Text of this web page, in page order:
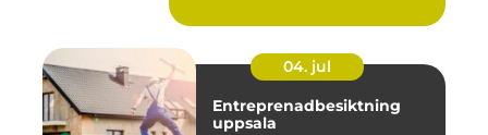
04. jul
Entreprenadbesiktning
uppsala